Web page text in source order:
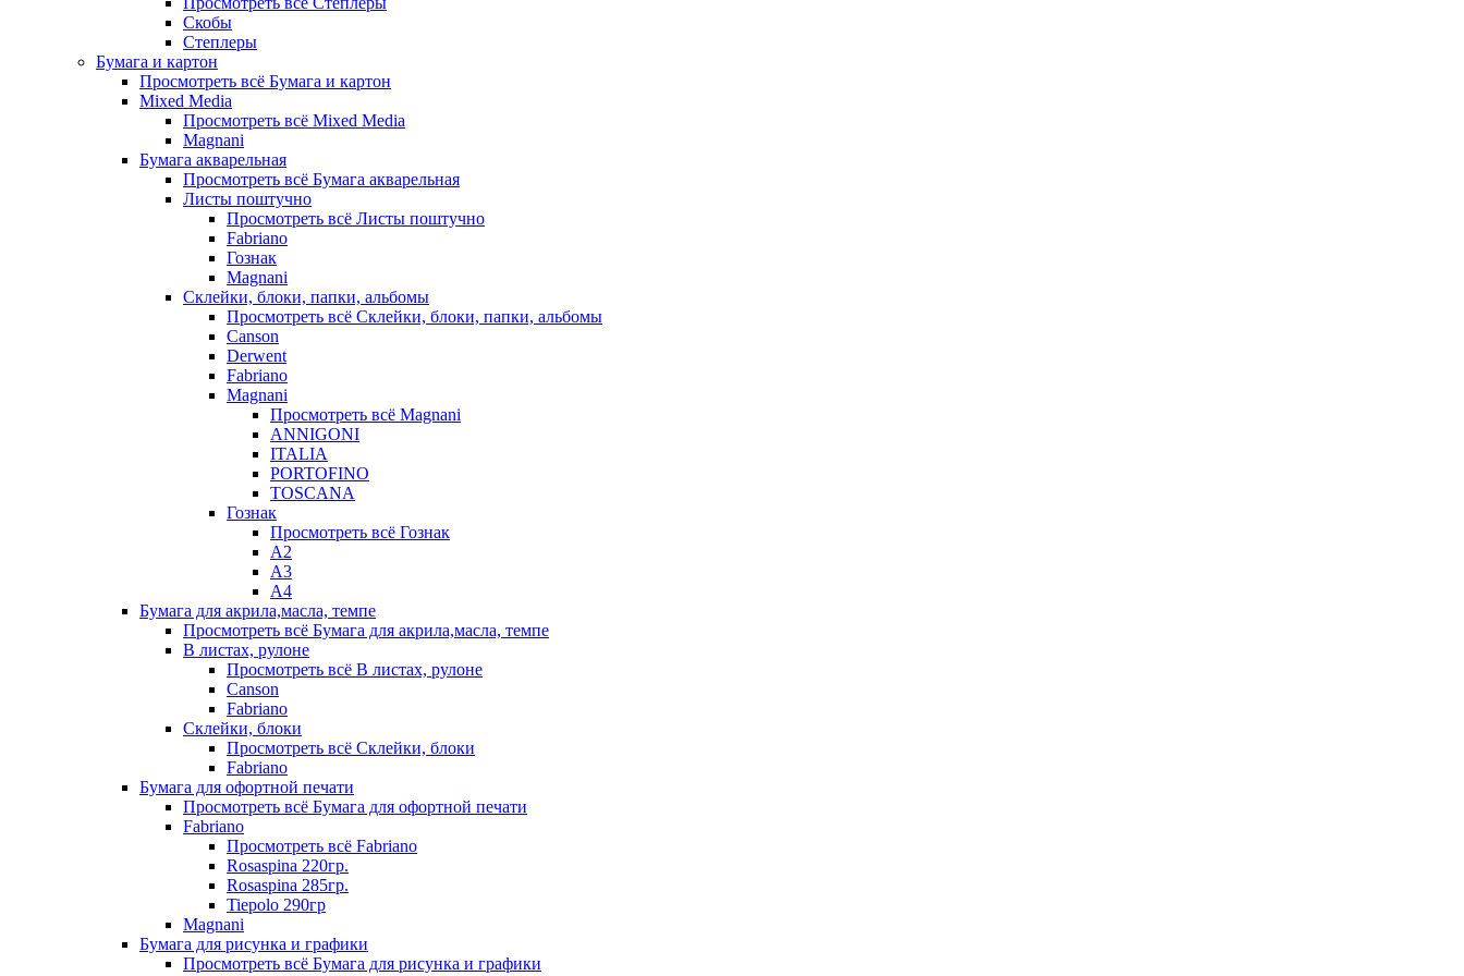
Скобы
Степлеры
Бумага и картон
Просмотреть всё Бумага и картон
Mixed Media
Просмотреть всё Mixed Media
Magnani
Бумага акварельная
Просмотреть всё Бумага акварельная
Листы поштучно
Просмотреть всё Листы поштучно
Fabriano
Гознак
Magnani
Склейки, блоки, папки, альбомы
Просмотреть всё Склейки, блоки, папки, альбомы
Canson
Derwent
Fabriano
Magnani
Просмотреть всё Magnani
ANNIGONI
ITALIA
PORTOFINO
TOSCANA
Гознак
Просмотреть всё Гознак
А2
А3
А4
Бумага для акрила,масла, темпе
Просмотреть всё Бумага для акрила,масла, темпе
В листах, рулоне
Просмотреть всё В листах, рулоне
Canson
Fabriano
Склейки, блоки
Просмотреть всё Склейки, блоки
Fabriano
Бумага для офортной печати
Просмотреть всё Бумага для офортной печати
Fabriano
Просмотреть всё Fabriano
Rosaspina 220гр.
Rosaspina 285гр.
Tiepolo 290гр
Magnani
Бумага для рисунка и графики
Просмотреть всё Бумага для рисунка и графики